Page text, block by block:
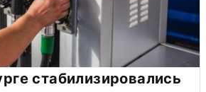
стабилизировались